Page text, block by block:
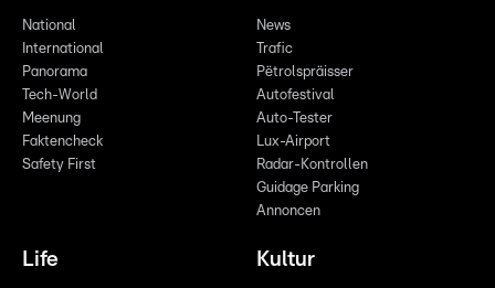
National
International
Panorama
Tech-World
Meenung
Faktencheck
Safety First
News
Trafic
Pëtrolspräisser
Autofestival
Auto-Tester
Lux-Airport
Radar-Kontrollen
Guidage Parking
Annoncen
Life Kultur